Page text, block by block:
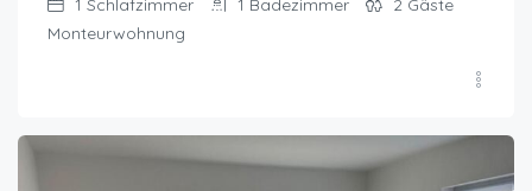
1 Schlafzimmer 1 Badezimmer 2 Gäste
Monteurwohnung